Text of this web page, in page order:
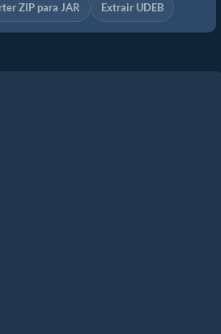
ZIP para JAR Extrair UDEB